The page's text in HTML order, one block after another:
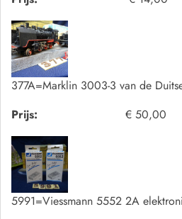
377A=Marklin 3003-3 van de
Prijs:
€ 50,00
5991=Viessmann 5552 2A